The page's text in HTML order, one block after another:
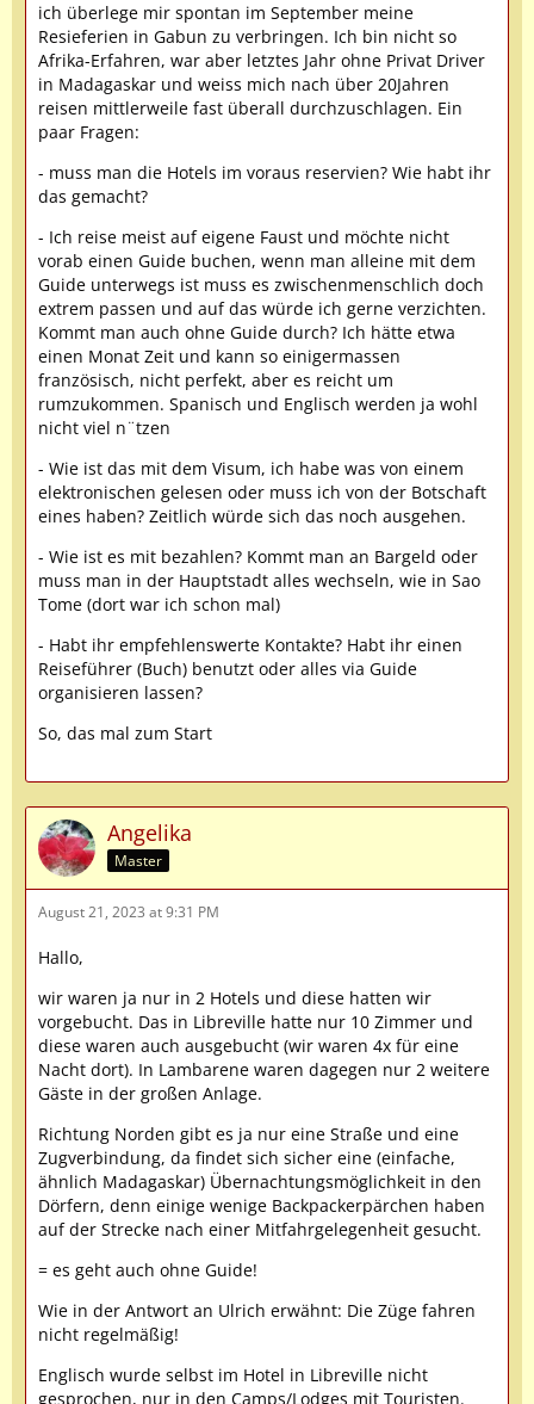
ich überlege mir spontan im September meine
Resieferien in Gabun zu verbringen. Ich bin nicht so
Afrika-Erfahren, war aber letztes Jahr ohne Privat Driver
in Madagaskar und weiss mich nach über 20Jahren
reisen mittlerweile fast überall durchzuschlagen. Ein
paar Fragen:
- muss man die Hotels im voraus reservien? Wie habt ihr
das gemacht?
- Ich reise meist auf eigene Faust und möchte nicht
vorab einen Guide buchen, wenn man alleine mit dem
Guide unterwegs ist muss es zwischenmenschlich doch
extrem passen und auf das würde ich gerne verzichten.
Kommt man auch ohne Guide durch? Ich hätte etwa
einen Monat Zeit und kann so einigermassen
französisch, nicht perfekt, aber es reicht um
rumzukommen. Spanisch und Englisch werden ja wohl
nicht viel n¨tzen
- Wie ist das mit dem Visum, ich habe was von einem
elektronischen gelesen oder muss ich von der Botschaft
eines haben? Zeitlich würde sich das noch ausgehen.
- Wie ist es mit bezahlen? Kommt man an Bargeld oder
muss man in der Hauptstadt alles wechseln, wie in Sao
Tome (dort war ich schon mal)
- Habt ihr empfehlenswerte Kontakte? Habt ihr einen
Reiseführer (Buch) benutzt oder alles via Guide
organisieren lassen?
So, das mal zum Start
Angelika
Master
August 21, 2023 at 9:31 PM
Hallo,
wir waren ja nur in 2 Hotels und diese hatten wir
vorgebucht. Das in Libreville hatte nur 10 Zimmer und
diese waren auch ausgebucht (wir waren 4x für eine
Nacht dort). In Lambarene waren dagegen nur 2 weitere
Gäste in der großen Anlage.
Richtung Norden gibt es ja nur eine Straße und eine
Zugverbindung, da findet sich sicher eine (einfache,
ähnlich Madagaskar) Übernachtungsmöglichkeit in den
Dörfern, denn einige wenige Backpackerpärchen haben
auf der Strecke nach einer Mitfahrgelegenheit gesucht.
= es geht auch ohne Guide!
Wie in der Antwort an Ulrich erwähnt: Die Züge fahren
nicht regelmäßig!
Englisch wurde selbst im Hotel in Libreville nicht
gesprochen, nur in den Camps/Lodges mit Touristen.